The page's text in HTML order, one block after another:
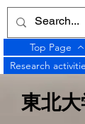
Top Page
Research
東北